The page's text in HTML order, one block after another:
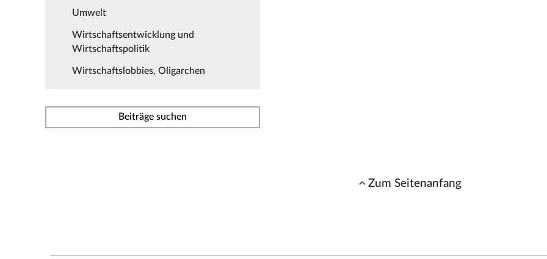
Umwelt
Wirtschaftsentwicklung und
Wirtschaftspolitik
Wirtschaftslobbies, Oligarchen
Beiträge suchen
Zum Seitenanfang